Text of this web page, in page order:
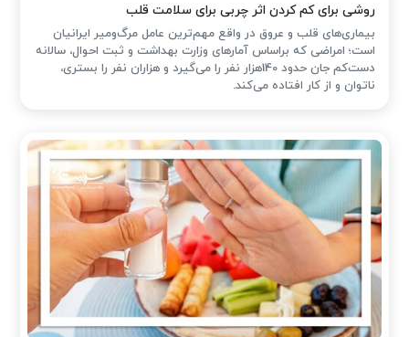
روشی برای کم کردن اثر چربی برای سلامت قلب
بیماری‌های قلب و عروق در واقع مهم‌ترین عامل مرگ‌ومیر ایرانیان
است؛ امراضی که براساس آمارهای وزارت بهداشت و ثبت احوال، سالانه
دست‌کم جان حدود 140هزار نفر را می‌گیرد و هزاران نفر را بستری،
ناتوان و از کار افتاده می‌کند.